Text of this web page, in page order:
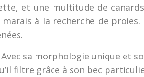
et une multitude de
marais à la recherche de
sa morphologie unique et
filtre grâce à son bec